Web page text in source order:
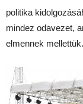
politika
mindez odavezet,
elmennek mellettük.